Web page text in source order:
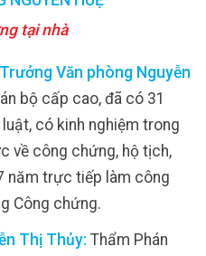
tại nhà
Văn phòng Nguyễn
bộ cấp cao, đã có 31
có kinh nghiệm trong
về công chứng, hộ tịch,
năm trực tiếp làm công
Công chứng.
Thị Thủy: Thẩm Phán